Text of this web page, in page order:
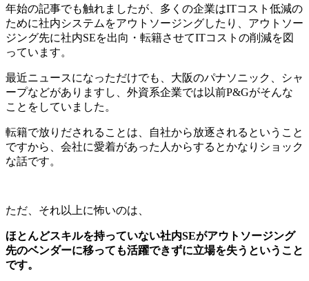
年始の記事でも触れましたが、多くの企業はITコスト低減の
ために社内システムをアウトソージングしたり、アウトソー
ジング先に社内SEを出向・転籍させてITコストの削減を図
っています。
最近ニュースになっただけでも、大阪のパナソニック、シャ
ープなどがありますし、外資系企業では以前P&Gがそんな
ことをしていました。
転籍で放りだされることは、自社から放逐されるということ
ですから、会社に愛着があった人からするとかなりショック
な話です。
ただ、それ以上に怖いのは、
ほとんどスキルを持っていない社内SEがアウトソージング
先のベンダーに移っても活躍できずに立場を失うということ
です。